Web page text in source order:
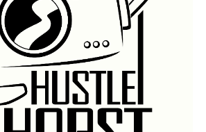
TRAINS
LEGAL WALLS
REGIO
GÜTER
ATHENS GRAFFITI Menü
öffnen
ATHENS TRAINS